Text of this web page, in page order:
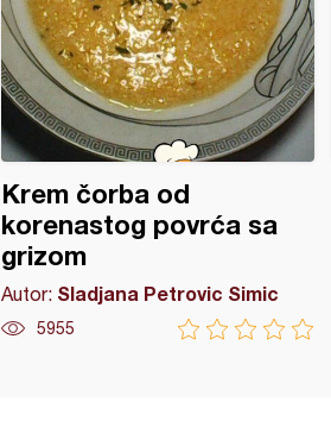
Krem čorba od
korenastog povrća sa
grizom
Autor: Sladjana Petrovic Simic
5955